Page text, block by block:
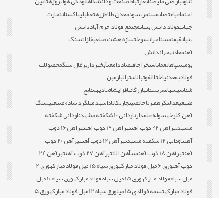
اجتماعیاعتصابمستمریسودمعدن طلاطزرهتعطیلیپاکستانتجارت
جهانیفولاد دانش بنیانمجتمع فولاد خرم آباددانش
بنیانقیمتمستاجرانسوختسازه هشت ضلعیفلزاتسنگ
آهنمعادنبحراندانش
بومیسپاهانعماناستخراجاقتصاددامغانآبخیزداریزغال سنگمحصولات
فولادیمعدنیاختلالفوتبالاسترالیازمین
شناسیسهامعربستانبازرگانیافزایشاتحادیهمنابع
طبیعیعدالتکرهفلزناخالصیتجارتکاناداسبد میلگرد ساده صنعتیسنگ
آهن کلوخهسوله علمدارناودانی 10 شکفته مشهد
ناودانی شکفته
مشهدتیرآهن 22 ذوب آهن تیرآهن 14 ذوب آهن
تیرآهن 16 ذوب
آهنناودانی 12 شکفته مشهد تیرآهن 12 ذوب آهن
تیرآهن 20 ذوب
آهنتیرآهن 18 ذوب آهن مسآهن الاتتیرآهن 27 ذوب آهن
تیرآهن 24
ذوب آهنورق 6 میل فولاد مبارکه ورق سیاه 15 میل فولاد مبارکه
ورق 2
میل سیاه فولاد مبارکهورق 15 میل سیاه فولاد مبارکه
ورق سیاه 10 میل
فولاد مبارکهتسمه فولادی 15 میل ورق سیاه 12 میل فولاد مبارکه
ورق 5